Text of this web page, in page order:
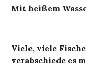
Mit heißem
Viele, viele
verabschiede es